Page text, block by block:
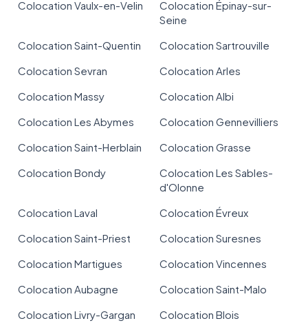
Colocation Vaulx-en-Velin
Colocation Épinay-sur-
Seine
Colocation Saint-Quentin
Colocation Sartrouville
Colocation Sevran
Colocation Arles
Colocation Massy
Colocation Albi
Colocation Les Abymes
Colocation Gennevilliers
Colocation Saint-Herblain
Colocation Grasse
Colocation Bondy
Colocation Les Sables-
d'Olonne
Colocation Laval
Colocation Évreux
Colocation Saint-Priest
Colocation Suresnes
Colocation Martigues
Colocation Vincennes
Colocation Aubagne
Colocation Saint-Malo
Colocation Livry-Gargan
Colocation Blois